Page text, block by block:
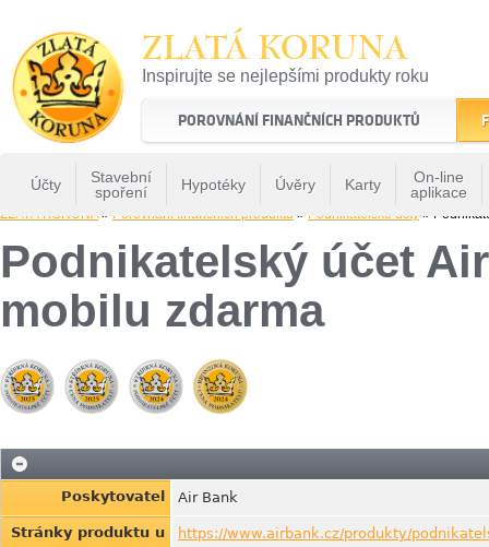
ZLATÁ KORUNA
Inspirujte se nejlepšími produkty roku
22 let tradice a kvality na finančním trhu
POROVNÁNÍ FINANČNÍCH PRODUKTŮ
Účty
Stavební
spoření
Hypotéky Úvěry Karty
On-line
aplikace
ZLATÁ KORUNA» Porovnání finančních produktů » Podnikatelské účty »
Podnikatelský účet
mobilu zdarma
Poskytovatel Air Bank
Stránky produktu u
https://www.airbank.cz/produkty/